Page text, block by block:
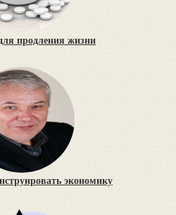
продления жизни
экономику